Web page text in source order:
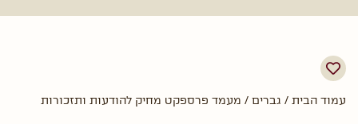
עמוד הבית / גברים / מעמד פרספקט מחיק להודעות ותזכורות